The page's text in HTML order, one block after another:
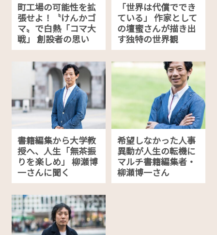
町工場の可能性を拡
張せよ！〝けんかゴ
マ〟で白熱「コマ大
戦」 創設者の思い
「世界は代償ででき
ている」 作家として
の壇蜜さんが描き出
す独特の世界観
書籍編集から大学教
授へ、人生「無茶振
りを楽しめ」 柳瀬博
一さんに聞く
希望しなかった人事
異動が人生の転機に
マルチ書籍編集者・
柳瀬博一さん